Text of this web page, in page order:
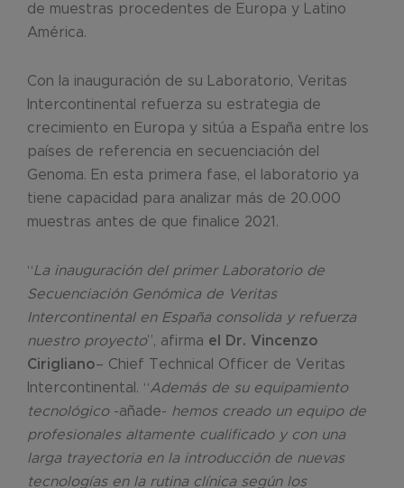
de muestras procedentes de Europa y Latino
América.
Con la inauguración de su Laboratorio, Veritas
Intercontinental refuerza su estrategia de
crecimiento en Europa y sitúa a España entre los
países de referencia en secuenciación del
Genoma. En esta primera fase, el laboratorio ya
tiene capacidad para analizar más de 20.000
muestras antes de que finalice 2021.
“La inauguración del primer Laboratorio de
Secuenciación Genómica de Veritas
Intercontinental en España consolida y refuerza
nuestro proyecto”, afirma el Dr. Vincenzo
Cirigliano– Chief Technical Officer de Veritas
Intercontinental. “Además de su equipamiento
tecnológico-añade- hemos creado un equipo de
profesionales altamente cualificado y con una
larga trayectoria en la introducción de nuevas
tecnologías en la rutina clínica según los